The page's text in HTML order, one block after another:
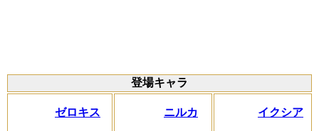
登場キャラ
ゼロキス ニルカ イクシア